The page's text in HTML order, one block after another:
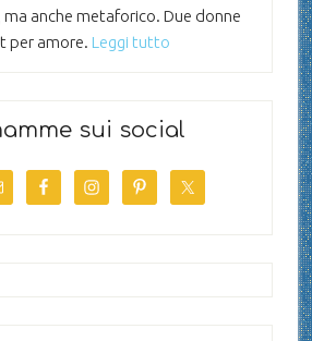
anche metaforico. Due donne
per amore. Leggi tutto
sui social